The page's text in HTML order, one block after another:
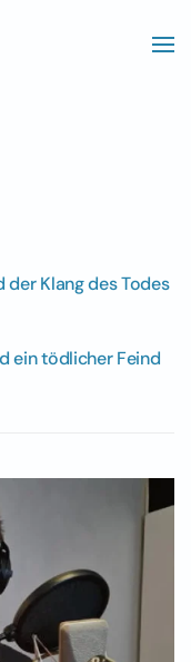
der Klang des Todes
ein tödlicher Feind